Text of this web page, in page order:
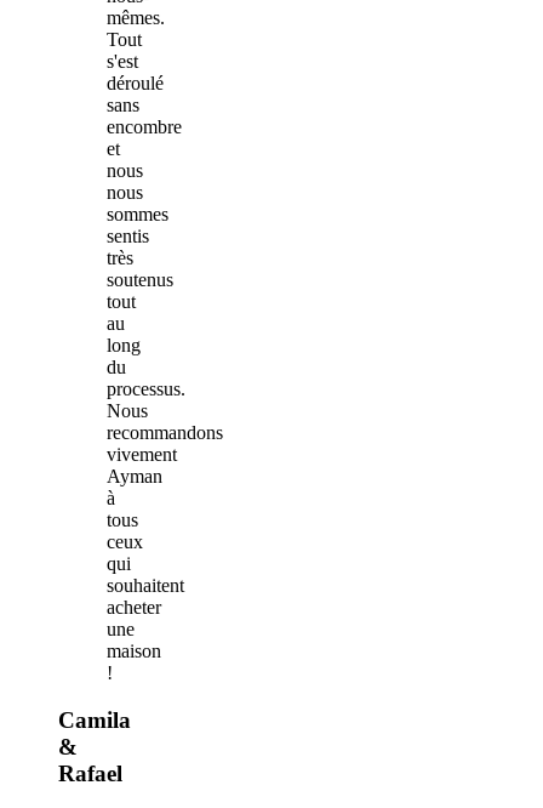
mêmes.
Tout
s'est
déroulé
sans
encombre
et
nous
nous
sommes
sentis
très
soutenus
tout
au
long
du
processus.
Nous
recommandons
vivement
Ayman
à
tous
ceux
qui
souhaitent
acheter
une
maison
!
Camila
&
Rafael